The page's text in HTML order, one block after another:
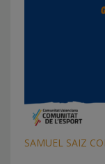
SAMUEL SAIZ